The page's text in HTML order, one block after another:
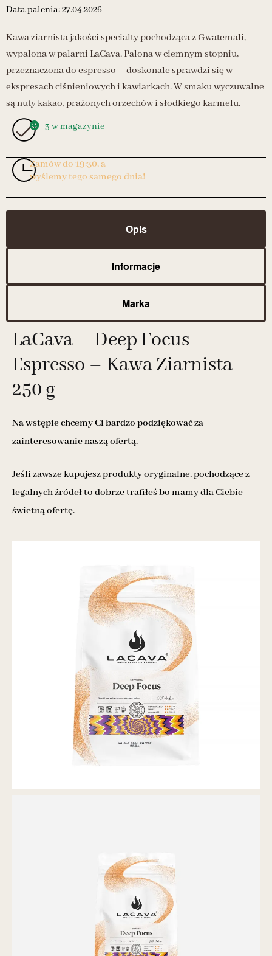
Data palenia: 27.04.2026
Kawa ziarnista jakości specialty pochodząca z Gwatemali,
wypalona w palarni LaCava. Palona w ciemnym stopniu,
przeznaczona do espresso – doskonale sprawdzi się w
ekspresach ciśnieniowych i kawiarkach. W smaku wyczuwalne
są nuty kakao, prażonych orzechów i słodkiego karmelu.
3 w magazynie
Zamów do 19:30, a
wyślemy tego samego dnia!
Opis
Informacje
Marka
LaCava – Deep Focus
Espresso – Kawa Ziarnista
250 g
Na wstępie chcemy Ci bardzo podziękować za
zainteresowanie naszą ofertą.
Jeśli zawsze kupujesz produkty oryginalne, pochodzące z
legalnych źródeł to dobrze trafiłeś bo mamy dla Ciebie
świetną ofertę.